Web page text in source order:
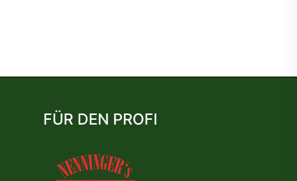
FÜR DEN PROFI